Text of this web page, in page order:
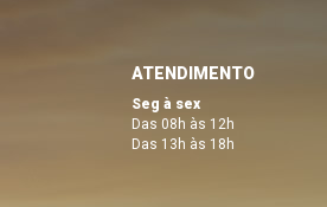
ATENDIMENTO
Seg à sex
Das 08h às 12h
Das 13h às 18h